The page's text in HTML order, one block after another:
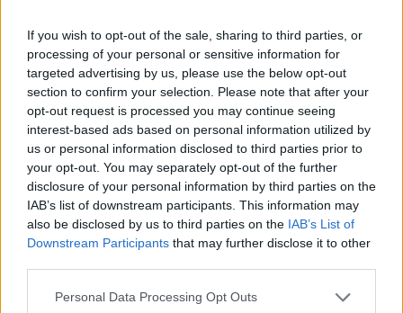
If you wish to opt-out of the sale, sharing to third parties, or
processing of your personal or sensitive information for
targeted advertising by us, please use the below opt-out
section to confirm your selection. Please note that after your
opt-out request is processed you may continue seeing
interest-based ads based on personal information utilized by
us or personal information disclosed to third parties prior to
your opt-out. You may separately opt-out of the further
disclosure of your personal information by third parties on the
IAB’s list of downstream participants. This information may
also be disclosed by us to third parties on the IAB’s List of
Downstream Participants that may further disclose it to other
Please note that this website/app uses one or more Google
Personal Data Processing Opt Outs
Το συνέδριο ονομάζεται World Conference on
International Telecommunications, θα διεξαχθή τον
επόμενο μήνα και σκοπό έχει να τροποποιήσει την
τρέχουσα διεθνή νομοθεσία που διέπει την ροή των